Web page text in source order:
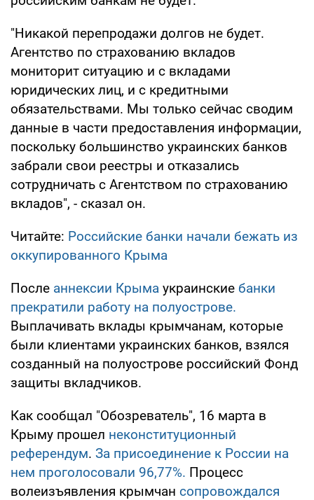
"Никакой перепродажи долгов не будет.
Агентство по страхованию вкладов
мониторит ситуацию и с вкладами
юридических лиц, и с кредитными
обязательствами. Мы только сейчас сводим
данные в части предоставления информации,
поскольку большинство украинских банков
забрали свои реестры и отказались
сотрудничать с Агентством по страхованию
вкладов", - сказал он.
Читайте: Российские банки начали бежать из
оккупированного Крыма
После аннексии Крыма украинские банки
прекратили работу на полуострове.
Выплачивать вклады крымчанам, которые
были клиентами украинских банков, взялся
созданный на полуострове российский Фонд
защиты вкладчиков.
Как сообщал "Обозреватель", 16 марта в
Крыму прошел неконституционный
референдум. За присоединение к России на
нем проголосовали 96,77%. Процесс
волеизъявления крымчан сопровождался